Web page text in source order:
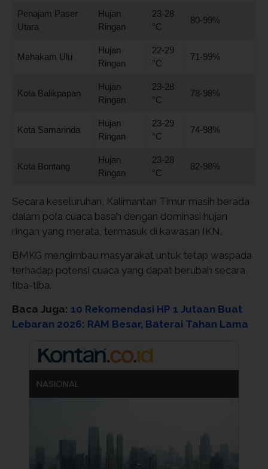
Penajam Paser
Utara
Hujan
Ringan
23-28
°C
80-99%
Mahakam Ulu
Hujan
Ringan
22-29
°C
71-99%
Kota Balikpapan
Hujan
Ringan
23-28
°C
78-98%
Kota Samarinda
Hujan
Ringan
23-29
°C
74-98%
Kota Bontang
Hujan
Ringan
23-28
°C
82-98%
Secara keseluruhan, Kalimantan Timur masih berada
dalam pola cuaca basah dengan dominasi hujan
ringan yang merata, termasuk di kawasan IKN.
BMKG mengimbau masyarakat untuk tetap waspada
terhadap potensi cuaca yang dapat berubah secara
tiba-tiba.
Baca Juga: 10 Rekomendasi HP 1 Jutaan Buat
Lebaran 2026: RAM Besar, Baterai Tahan Lama
NASIONAL